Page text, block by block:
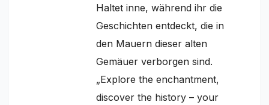
Haltet inne, während ihr die
Geschichten entdeckt, die in
den Mauern dieser alten
Gemäuer verborgen sind.
„Explore the enchantment,
discover the history – your